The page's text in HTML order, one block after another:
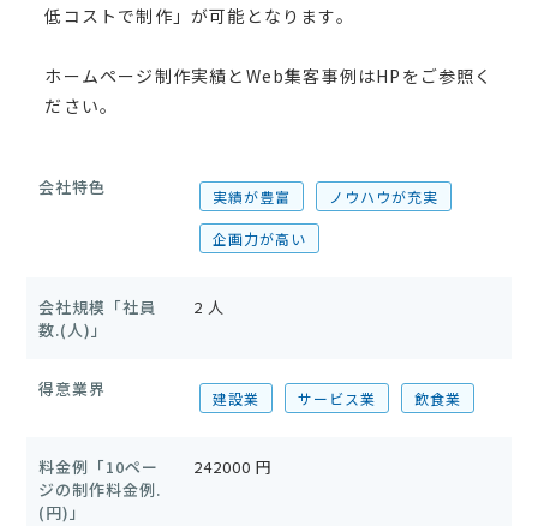
低コストで制作」が可能となります。
ホームページ制作実績とWeb集客事例はHPをご参照く
ださい。
会社特色 実績が豊富 ノウハウが充実
企画力が高い
会社規模「社員
数.(人)」
2 人
得意業界 建設業 サービス業 飲食業
料金例「10ペー
ジの制作料金例.
(円)」
242000 円